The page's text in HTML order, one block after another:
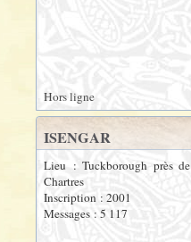
Hors ligne
ISENGAR
Lieu : Tuckborough près de
Chartres
Inscription : 2001
Messages : 5 117